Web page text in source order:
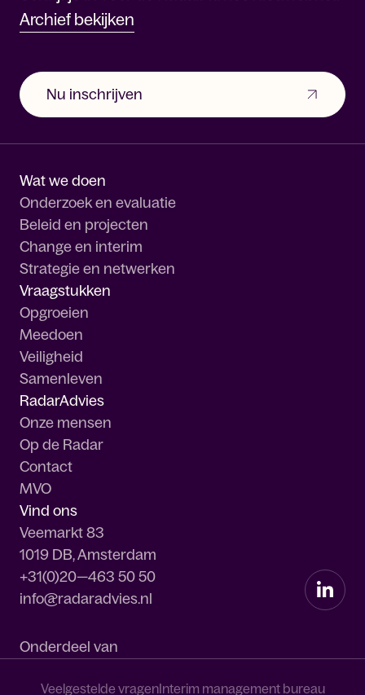
Archief bekijken
Nu inschrijven
Wat we doen
Onderzoek en evaluatie
Beleid en projecten
Change en interim
Strategie en netwerken
Vraagstukken
Opgroeien
Meedoen
Veiligheid
Samenleven
RadarAdvies
Onze mensen
Op de Radar
Contact
MVO
Vind ons
Veemarkt 83
1019 DB, Amsterdam
+31(0)20—463 50 50
info@radaradvies.nl
Onderdeel van
Veelgestelde vragenInterim management bureau